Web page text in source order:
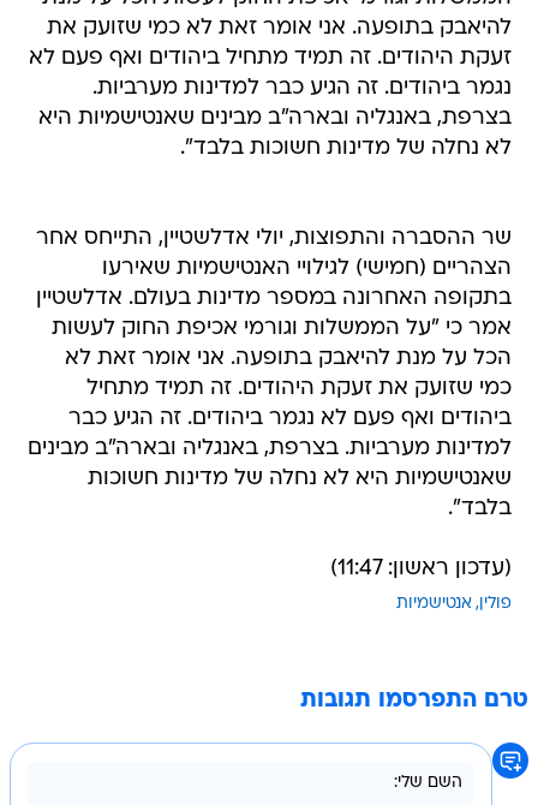
להיאבק בתופעה. אני אומר זאת לא כמי שזועק את
זעקת היהודים. זה תמיד מתחיל ביהודים ואף פעם לא
נגמר ביהודים. זה הגיע כבר למדינות מערביות.
בצרפת, באנגליה ובארה"ב מבינים שאנטישמיות היא
לא נחלה של מדינות חשוכות בלבד".
שר ההסברה והתפוצות, יולי אדלשטיין, התייחס אחר
הצהריים (חמישי) לגילויי האנטישמיות שאירעו
בתקופה האחרונה במספר מדינות בעולם. אדלשטיין
אמר כי "על הממשלות וגורמי אכיפת החוק לעשות
הכל על מנת להיאבק בתופעה. אני אומר זאת לא
כמי שזועק את זעקת היהודים. זה תמיד מתחיל
ביהודים ואף פעם לא נגמר ביהודים. זה הגיע כבר
למדינות מערביות. בצרפת, באנגליה ובארה"ב מבינים
שאנטישמיות היא לא נחלה של מדינות חשוכות
בלבד".
(עדכון ראשון: 11:47)
פולין אנטישמיות
טרם התפרסמו תגובות